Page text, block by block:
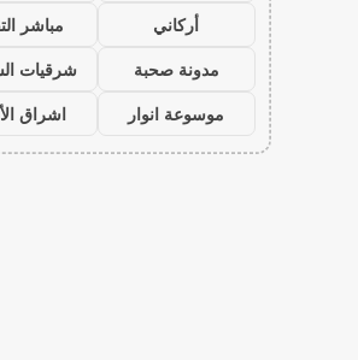
أركاني
مباشر
مدونة صحبة
شرقيات
موسوعة انوار
اشراق